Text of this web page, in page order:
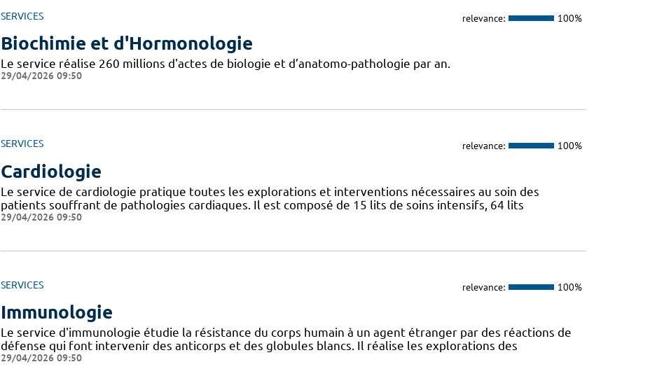
SERVICES relevance: 100%
Biochimie et d'Hormonologie
Le service réalise 260 millions d'actes de biologie et d’anatomo-pathologie par an.
29/04/2026 09:50
SERVICES relevance: 100%
Cardiologie
Le service de cardiologie pratique toutes les explorations et interventions nécessaires au soin des
patients souffrant de pathologies cardiaques. Il est composé de 15 lits de soins intensifs, 64 lits
29/04/2026 09:50
SERVICES relevance: 100%
Immunologie
Le service d'immunologie étudie la résistance du corps humain à un agent étranger par des réactions de
défense qui font intervenir des anticorps et des globules blancs. Il réalise les explorations des
29/04/2026 09:50